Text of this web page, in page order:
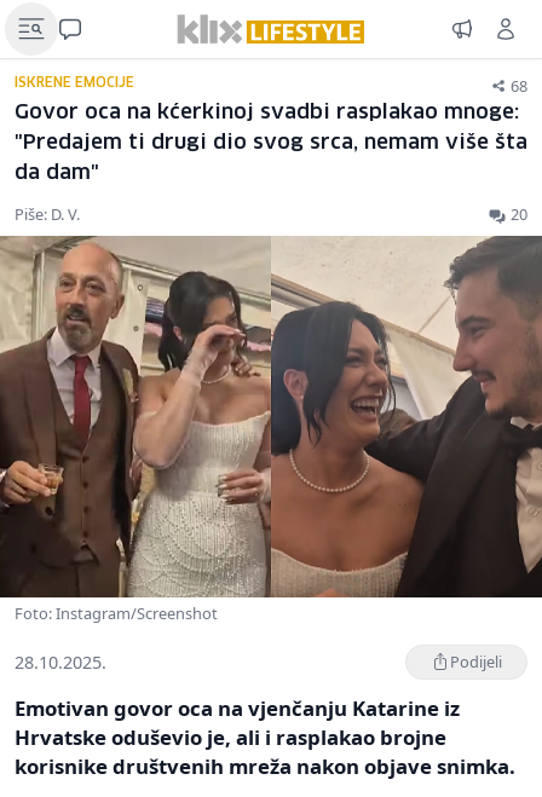
ISKRENE EMOCIJE 68
Govor oca na kćerkinoj svadbi rasplakao mnoge:
"Predajem ti drugi dio svog srca, nemam više šta
da dam"
Piše: D. V. 20
Foto: Instagram/Screenshot
28.10.2025. Podijeli
Emotivan govor oca na vjenčanju Katarine iz
Hrvatske oduševio je, ali i rasplakao brojne
korisnike društvenih mreža nakon objave snimka.